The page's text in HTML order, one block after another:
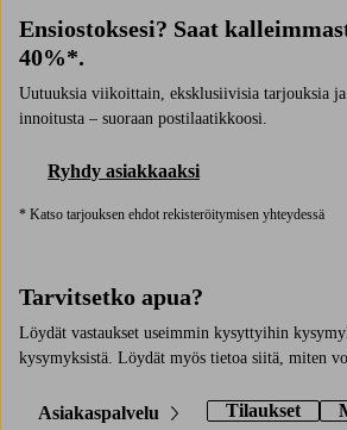
Ensiostoksesi? Saat
40%*.
Uutuuksia viikoittain, eksklusiivisia tarjouksia
innoitusta – suoraan postilaatikkoosi.
Ryhdy asiakkaaksi
* Katso tarjouksen ehdot rekisteröitymisen yhteydessä
Tarvitsetko apua?
Löydät vastaukset useimmin kysyttyihin
kysymyksistä. Löydät myös tietoa siitä, miten
Asiakaspalvelu Tilaukset